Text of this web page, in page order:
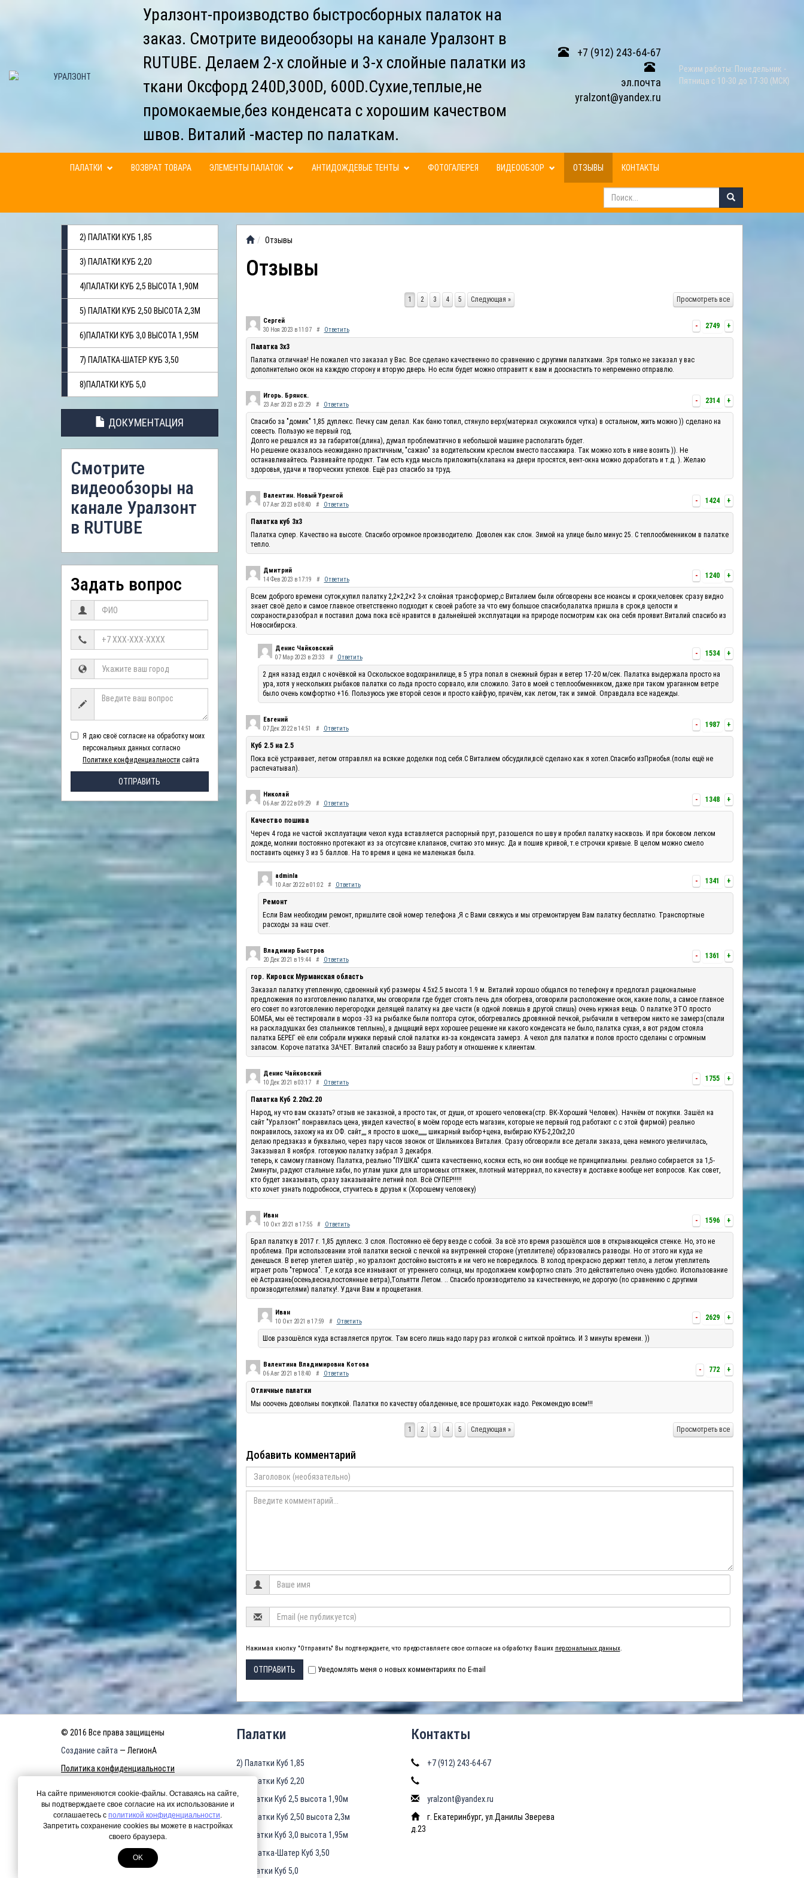
Уралзонт-производство быстросборных палаток на
заказ. Смотрите видеообзоры на канале Уралзонт в
RUTUBE. Делаем 2-х слойные и 3-х слойные палатки из
ткани Оксфорд 240D,300D, 600D.Сухие,теплые,не
промокаемые,без конденсата с хорошим качеством
швов. Виталий -мастер по палаткам.
+7 (912) 243-64-67
эл.почта
yralzont@yandex.ru
Режим работы: Понедельник -
Пятница с 10-30 до 17-30 (МСК)
ПАЛАТКИ ВОЗВРАТ ТОВАРА ЭЛЕМЕНТЫ ПАЛАТОК АНТИДОЖДЕВЫЕ ТЕНТЫ ФОТОГАЛЕРЕЯ ВИДЕООБЗОР ОТЗЫВЫ КОНТАКТЫ
2) ПАЛАТКИ КУБ 1,85
3) ПАЛАТКИ КУБ 2,20
4)ПАЛАТКИ КУБ 2,5 ВЫСОТА 1,90М
5) ПАЛАТКИ КУБ 2,50 ВЫСОТА 2,3М
6)ПАЛАТКИ КУБ 3,0 ВЫСОТА 1,95М
7) ПАЛАТКА-ШАТЕР КУБ 3,50
8)ПАЛАТКИ КУБ 5,0
ДОКУМЕНТАЦИЯ
Смотрите
видеообзоры на
канале Уралзонт
в RUTUBE
Задать вопрос
Я даю своё согласие на обработку моих
персональных данных согласно
Политике конфиденциальности сайта
ОТПРАВИТЬ
Отзывы
Отзывы
Просмотреть все
1 2 3 4 5 Следующая »
- 2749 +
Сергей
30 Ноя 2023 в 11:07 # Ответить
Палатка 3х3
Палатка отличная! Не пожалел что заказал у Вас. Все сделано качественно по сравнению с другими палатками. Зря только не заказал у вас
дополнительно окон на каждую сторону и вторую дверь. Но если будет можно отправитт к вам и дооснастить то непременно отправлю.
- 2314 +
Игорь. Брянск.
23 Авг 2023 в 23:29 # Ответить
Спасибо за "домик" 1,85 дуплекс. Печку сам делал. Как баню топил, стянуло верх(материал скукожился чутка) в остальном, жить можно )) сделано на
совесть. Пользую не первый год.
Долго не решался из за габаритов(длина), думал проблематично в небольшой машине располагать будет.
Но решение оказалось неожиданно практичным, "сажаю" за водительским креслом вместо пассажира. Так можно хоть в ниве возить )). Не
останавливайтесь. Развивайте продукт. Там есть куда мысль приложить(клапана на двери просятся, вент-окна можно доработать и т.д. ). Желаю
здоровья, удачи и творческих успехов. Ещё раз спасибо за труд.
- 1424 +
Валентин. Новый Уренгой
07 Авг 2023 в 08:40 # Ответить
Палатка куб 3х3
Палатка супер. Качество на высоте. Спасибо огромное производителю. Доволен как слон. Зимой на улице было минус 25. С теплообменником в палатке
тепло.
- 1240 +
Дмитрий
14 Фев 2023 в 17:19 # Ответить
Всем доброго времени суток,купил палатку 2,2×2,2×2 3-х слойная трансформер,с Виталием были обговорены все нюансы и сроки,человек сразу видно
знает своё дело и самое главное ответственно подходит к своей работе за что ему большое спасибо,палатка пришла в срок,в целости и
сохраности,разобрал и поставил дома пока всё нравится в дальнейшей эксплуатации на природе посмотрим как она себя проявит.Виталий спасибо из
Новосибирска.
- 1534 +
Денис Чайковский
07 Мар 2023 в 23:33 # Ответить
2 дня назад ездил с ночёвкой на Оскольское водохранилище, в 5 утра попал в снежный буран и ветер 17-20 м/сек. Палатка выдержала просто на
ура, хотя у нескольких рыбаков палатки со льда просто сорвало, или сложило. Зато в моей с теплообменником, даже при таком ураганном ветре
было очень комфортно +16. Пользуюсь уже второй сезон и просто кайфую, причём, как летом, так и зимой. Оправдала все надежды.
- 1987 +
Евгений
07 Дек 2022 в 14:51 # Ответить
Куб 2.5 на 2.5
Пока всё устраивает, летом отправлял на всякие доделки под себя.С Виталием обсудили,всё сделано как я хотел.Спасибо изПриобья.(полы ещё не
распечатывал).
- 1348 +
Николай
06 Авг 2022 в 09:29 # Ответить
Качество пошива
Череч 4 года не частой эксплуатации чехол куда вставляется распорный прут, разошелся по шву и пробил палатку насквозь. И при боковом легком
дожде, молнии постоянно протекают из за отсутсвие клапанов, считаю это минус. Да и пошив кривой, т.е строчки кривые. В целом можно смело
поставить оценку 3 из 5 баллов. На то время и цена не маленькая была.
- 1341 +
adminla
10 Авг 2022 в 01:02 # Ответить
Ремонт
Если Вам необходим ремонт, пришлите свой номер телефона ,Я с Вами свяжусь и мы отремонтируем Вам палатку бесплатно. Транспортные
расходы за наш счет.
- 1361 +
Владимир Быстров
20 Дек 2021 в 19:44 # Ответить
гор. Кировск Мурманская область
Заказал палатку утепленную, сдвоенный куб размеры 4.5х2.5 высота 1.9 м. Виталий хорошо общался по телефону и предлогал рациональные
предложения по изготовлению палатки, мы оговорили где будет стоять печь для обогрева, оговорили расположение окон, какие полы, а самое главное
его совет по изготовлению перегородки делящей палатку на две части (в одной ловишь в другой спишь) очень нужная вещь. О палатке ЭТО просто
БОМБА, мы её тестировали в мороз -33 на рыбалке были полтора суток, обогревались дровянной печкой, рыбачили в четвером никто не замерз(спали
на раскладушках без спальников теплынь), а дыщащий верх хорошее решение ни какого конденсата не было, палатка сухая, а вот рядом стояла
палатка БЕРЕГ её ели собрали мужики первый слой палатки из-за конденсата замерз. А чехол для палатки и полов просто сделаны с огромным
запасом. Короче пататка ЗАЧЕТ. Виталий спасибо за Вашу работу и отношение к клиентам.
- 1755 +
Денис Чайковский
10 Дек 2021 в 03:17 # Ответить
Палатка Куб 2.20x2.20
Народ, ну что вам сказать? отзыв не заказной, а просто так, от души, от хрошего человека(стр. ВК-Хороший Человек). Начнём от покупки. Зашёл на
сайт "Уралзонт" понравилась цена, увидел качество( в моём городе есть магазин, которые не первый год работают с с этой фирмой) реально
понравилось, захожу на их ОФ. сайт,,,, я просто в шоке,,,,,,, шикарный выбор+цена, выбираю КУБ-2,20х2,20
делаю предзаказ и буквально, через пару часов звонок от Шильникова Виталия. Сразу обговорили все детали заказа, цена немного увеличилась,
Заказывал 8 ноября. готовуюю палатку забрал 3 декабря.
теперь, к самому главному. Палатка, реально "ПУШКА" сшита качественно, косяки есть, но они вообще не принципиальны. реально собирается за 1,5-
2минуты, радуют стальные хабы, по углам ушки для штормовых оттяжек, плотный матерриал, по качеству и доставке вообще нет вопросов. Как совет,
кто будет заказывать, сразу заказывайте летний пол. Всё СУПЕР!!!!!
кто хочет узнать подробноси, стучитесь в друзья к (Хорошему человеку)
- 1596 +
Иван
10 Окт 2021 в 17:55 # Ответить
Брал палатку в 2017 г. 1,85 дуплекс. 3 слоя. Постоянно её беру везде с собой. За всё это время разошёлся шов в открывающейся стенке. Но, это не
проблема. При использовании этой палатки весной с печкой на внутренней стороне (утеплителе) образовались разводы. Но от этого ни куда не
денешься. В ветер улетел шатёр , но уралзонт достойно выстоять и ни чего не повредилось. В холод прекрасно держит тепло, а летом утеплитель
играет роль "термоса". Т,е когда все изнывают от утреннего солнца, мы продолжаем комфортно спать .Это действительно очень удобно. Использование
её Астрахань(осень,весна,постоянные ветра),Тольятти Летом. .. Спасибо производителю за качественную, не дорогую (по сравнению с другими
производителями) палатку!. Удачи Вам и процветания.
- 2629 +
Иван
10 Окт 2021 в 17:59 # Ответить
Шов разошёлся куда вставляется пруток. Там всего лишь надо пару раз иголкой с ниткой пройтись. И 3 минуты времени. ))
- 772 +
Валентина Владимировна Котова
06 Авг 2021 в 18:40 # Ответить
Отличные палатки
Мы ооочень довольны покупкой. Палатки по качеству обалденные, все прошито,как надо. Рекомендую всем!!!
Просмотреть все
1 2 3 4 5 Следующая »
Добавить комментарий
Нажимая кнопку "Отправить" Вы подтверждаете, что предоставляете свое согласие на обработку Ваших персональных данных.
ОТПРАВИТЬ Уведомлять меня о новых комментариях по E-mail
© 2016 Все права защищены
Создание сайта — ЛегионА
Политика конфиденциальности
КАРТА САЙТА
Палатки
2) Палатки Куб 1,85
3) Палатки Куб 2,20
4)Палатки Куб 2,5 высота 1,90м
5) Палатки Куб 2,50 высота 2,3м
6)Палатки Куб 3,0 высота 1,95м
7) Палатка-Шатер Куб 3,50
8)Палатки Куб 5,0
Контакты
+7 (912) 243-64-67
yralzont@yandex.ru
г. Екатеринбург, ул.Данилы Зверева
д.23
На сайте применяются cookie-файлы. Оставаясь на сайте,
вы подтверждаете свое согласие на их использование и
соглашаетесь с политикой конфиденциальности.
Запретить сохранение cookies вы можете в настройках
своего браузера.
OK